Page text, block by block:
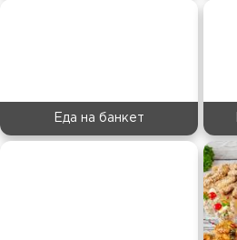
Еда на банкет